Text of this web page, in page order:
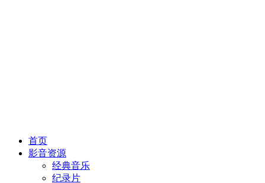
首页
影音资源
经典音乐
纪录片